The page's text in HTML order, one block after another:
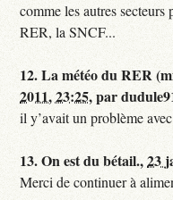
comme les autres
RER, la SNCF...
12.La météo du RER
2011, 23:25,par
il y’avait un problème
13.On est du bétail.,23
Merci de continuer à